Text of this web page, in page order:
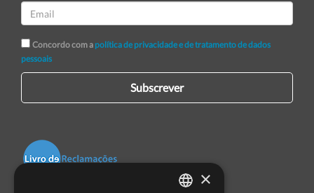
Concordo com a política de privacidade e de tratamento de dados
pessoais
Subscrever
×